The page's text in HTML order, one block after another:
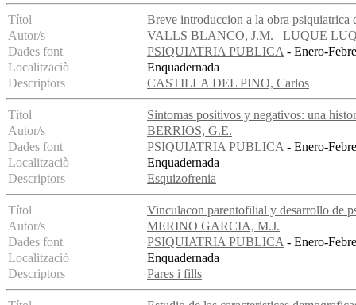
Títol
Breve introduccion a la obra psiquiatrica
Autor/s
VALLS BLANCO, J.M.
LUQUE
Dades font
PSIQUIATRIA PUBLICA- Enero-
Localitzaciò
Enquadernada
Descriptors
CASTILLA DEL PINO, Carlos
Títol
Sintomas positivos y negativos: una
Autor/s
BERRIOS, G.E.
Dades font
PSIQUIATRIA PUBLICA- Enero-
Localitzaciò
Enquadernada
Descriptors
Esquizofrenia
Títol
Vinculacon parentofilial y desarrollo de
Autor/s
MERINO GARCIA, M.J.
Dades font
PSIQUIATRIA PUBLICA- Enero-
Localitzaciò
Enquadernada
Descriptors
Pares i fills